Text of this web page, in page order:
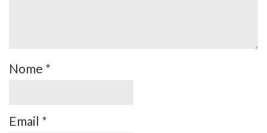
Nome *
Email *